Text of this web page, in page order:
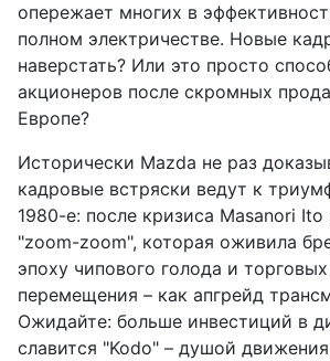
опережает многих в
полном электричестве. Новые
наверстать? Или это просто
акционеров после скромных
Европе?
Исторически Mazda не раз
кадровые встряски ведут к
1980-е: после кризиса Masanori
"zoom-zoom", которая оживила
эпоху чипового голода и
перемещения – как апгрейд
Ожидайте: больше инвестиций в
славится "Kodo" – душой